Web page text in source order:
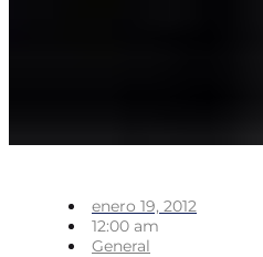
enero 19, 2012
12:00 am
General